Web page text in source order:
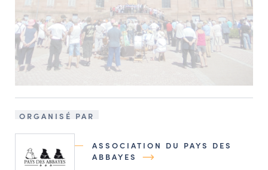
ORGANISÉ PAR
ASSOCIATION DU PAYS DES
ABBAYES